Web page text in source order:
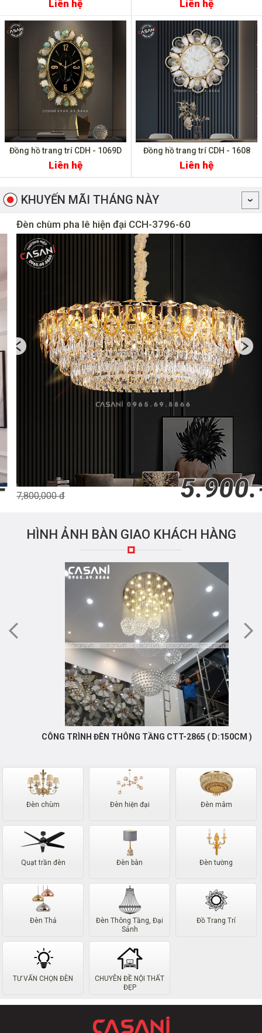
Liên hệ Liên hệ
Đồng hồ trang trí CDH - 1069D
Liên hệ
Đồng hồ trang trí CDH - 1608
Liên hệ
KHUYẾN MÃI THÁNG NÀY
Đèn chùm pha lê hiện đại CCH-3796-60
7,800,000 đ 5.900.-
HÌNH ẢNH BÀN GIAO KHÁCH HÀNG
CÔNG TRÌNH ĐÈN THÔNG TẦNG CTT-2865 ( D:150CM )
Đèn chùm Đèn hiện đại Đèn mâm
Quạt trần đèn Đèn bàn Đèn tường
Đèn Thả
Đèn Thông Tầng, Đại
Sảnh
Đồ Trang Trí
TƯ VẤN CHỌN ĐÈN
CHUYÊN ĐỀ NỘI THẤT
ĐẸP